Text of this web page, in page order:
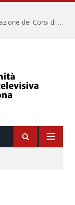
Università per Stranieri di Siena – Inaugurazione dei Corsi di Lingua e Cultura Italiana, 109a annata